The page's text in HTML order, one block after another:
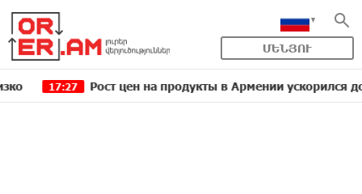
ՄԵՆՅՈՒ
Рост цен на продукты в Армении ускорился до 8,6%: